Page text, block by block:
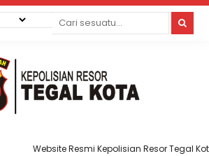
Website Resmi Kepolisian Resor Tegal Kota